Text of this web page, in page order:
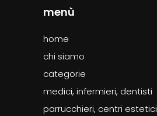
menù
home
chi siamo
categorie
medici, infermieri, dentisti
parrucchieri, centri estetici